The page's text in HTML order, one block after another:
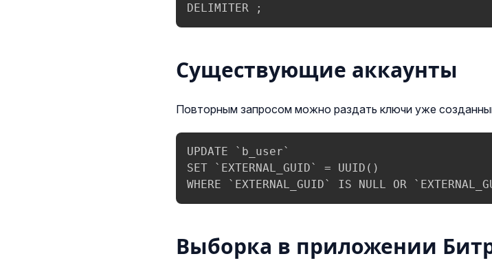
DELIMITER ;
Существующие аккаунты
Повторным запросом можно раздать ключи уже
UPDATE `b_user`
SET `EXTERNAL_GUID` = UUID()
WHERE `EXTERNAL_GUID` IS NULL OR
Выборка в приложении